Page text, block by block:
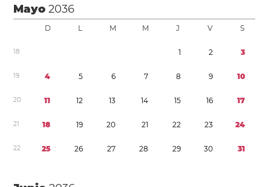
Mayo2036
D L M M J V S
18 1 2 3
19 4 5 6 7 8 9 10
20 11 12 13 14 15 16 17
21 18 19 20 21 22 23 24
22 25 26 27 28 29 30 31